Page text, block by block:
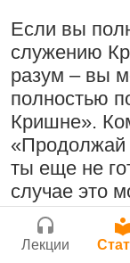
Радхарани
служений
существ
Если вы
служению
разум – вы
полностью
Кришне».
«Продолжай
ты еще не
случае это
служение,
вы
Милость
Лекции